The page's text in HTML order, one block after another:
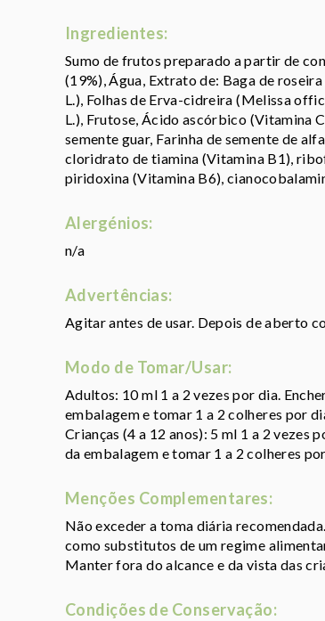
Ingredientes:
Sumo de frutos preparado a partir de
(19%), Água, Extrato de: Baga de
L.), Folhas de Erva-cidreira (Melissa
L.), Frutose, Ácido ascórbico (Vitamina
semente guar, Farinha de semente de
cloridrato de tiamina (Vitamina B1),
piridoxina (Vitamina B6),
Alergénios:
n/a
Advertências:
Agitar antes de usar. Depois de aberto
Modo de Tomar/Usar:
Adultos: 10 ml 1 a 2 vezes por dia.
embalagem e tomar 1 a 2 colheres por
Crianças (4 a 12 anos): 5 ml 1 a 2
da embalagem e tomar 1 a 2 colheres
Menções Complementares:
Não exceder a toma diária
como substitutos de um regime
Manter fora do alcance e da vista das
Condições de Conservação: